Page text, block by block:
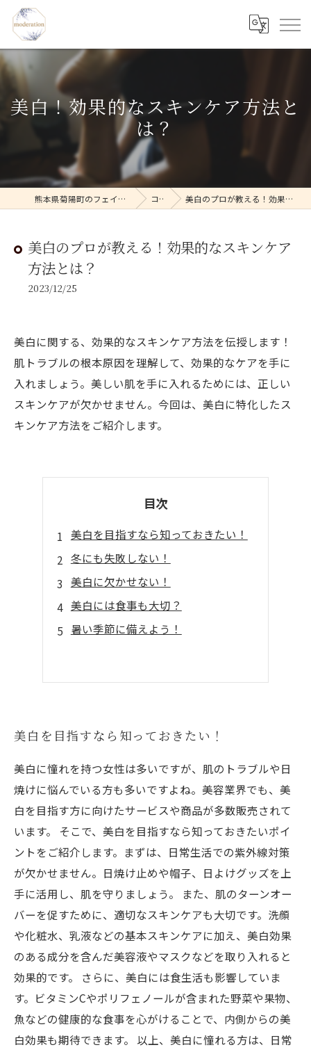
美白！効果的なスキンケア方法と
は？
熊本県菊陽町のフェイシャルならmoderation コラム 美白のプロが教える！効果的なスキンケア方法とは？
美白のプロが教える！効果的なスキンケア
方法とは？
2023/12/25
美白に関する、効果的なスキンケア方法を伝授します！
肌トラブルの根本原因を理解して、効果的なケアを手に
入れましょう。美しい肌を手に入れるためには、正しい
スキンケアが欠かせません。今回は、美白に特化したス
キンケア方法をご紹介します。
目次
美白を目指すなら知っておきたい！
冬にも失敗しない！
美白に欠かせない！
美白には食事も大切？
暑い季節に備えよう！
美白を目指すなら知っておきたい！
美白に憧れを持つ女性は多いですが、肌のトラブルや日
焼けに悩んでいる方も多いですよね。美容業界でも、美
白を目指す方に向けたサービスや商品が多数販売されて
います。 そこで、美白を目指すなら知っておきたいポイ
ントをご紹介します。まずは、日常生活での紫外線対策
が欠かせません。日焼け止めや帽子、日よけグッズを上
手に活用し、肌を守りましょう。 また、肌のターンオー
バーを促すために、適切なスキンケアも大切です。洗顔
や化粧水、乳液などの基本スキンケアに加え、美白効果
のある成分を含んだ美容液やマスクなどを取り入れると
効果的です。 さらに、美白には食生活も影響していま
す。ビタミンCやポリフェノールが含まれた野菜や果物、
魚などの健康的な食事を心がけることで、内側からの美
白効果も期待できます。 以上、美白に憧れる方は、日常